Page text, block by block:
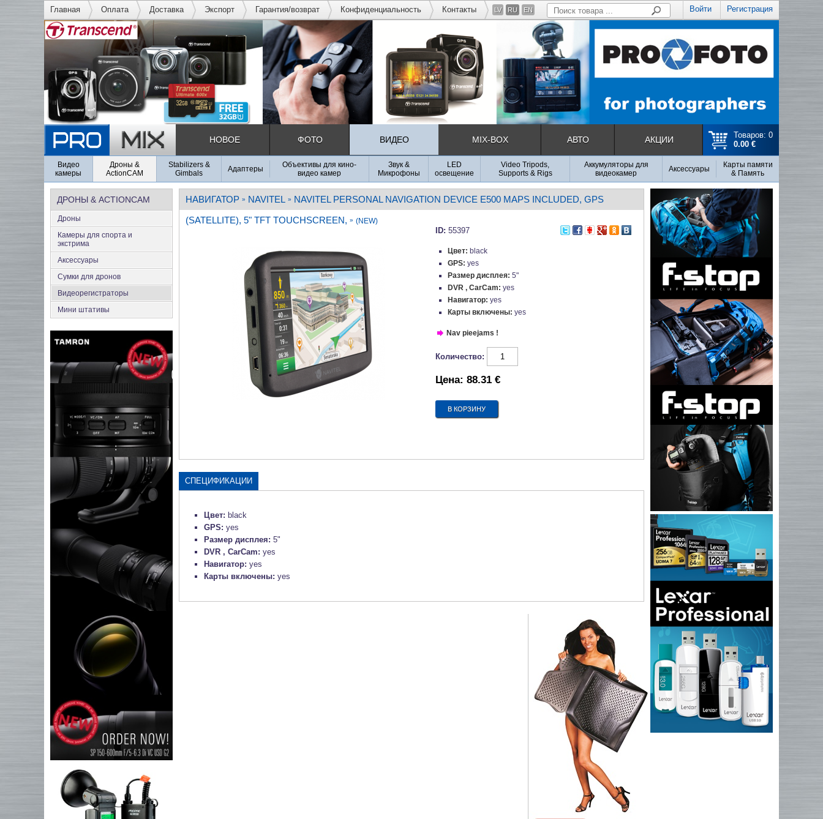
Главная Оплата Доставка Экспорт Гарантия/возврат Конфиденциальность Контакты Войти Регистрация
LV RU EN
Товаров: 0
0.00 €
НОВОЕ ФОТО ВИДЕО MIX-BOX АВТО АКЦИИ
Видео
камеры
Дроны &
ActionCAM
Stabilizers &
Gimbals
Адаптеры
Объективы для кино-
видео камер
Звук &
Микрофоны
LED
освещение
Video Tripods,
Supports & Rigs
Аккумуляторы для
видеокамер
Аксесcуары
Карты памяти
& Память
ДРОНЫ & ACTIONCAM
Дроны
Камеры для спорта и
экстрима
Аксеcсуары
Сумки для дронов
Видеорегистраторы
Мини штативы
НАВИГАТОР » NAVITEL » NAVITEL PERSONAL NAVIGATION DEVICE E500 MAPS INCLUDED, GPS
(SATELLITE), 5" TFT TOUCHSCREEN, » (NEW)
ID: 55397
Цвет: black
GPS: yes
Размер дисплея: 5"
DVR , CarCam: yes
Навигатор: yes
Карты включены: yes
Nav pieejams !
Количество:
Цена: 88.31 €
СПЕЦИФИКАЦИИ
Цвет: black
GPS: yes
Размер дисплея: 5"
DVR , CarCam: yes
Навигатор: yes
Карты включены: yes